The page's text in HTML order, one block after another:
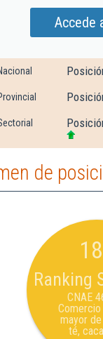
Accede
de
Ranking
CNAE
mayor
té,